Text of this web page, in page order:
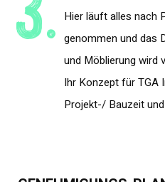
Hier läuft alles nach
genommen und das
und Möblierung wird
Ihr Konzept für TGA
Projekt-/ Bauzeit